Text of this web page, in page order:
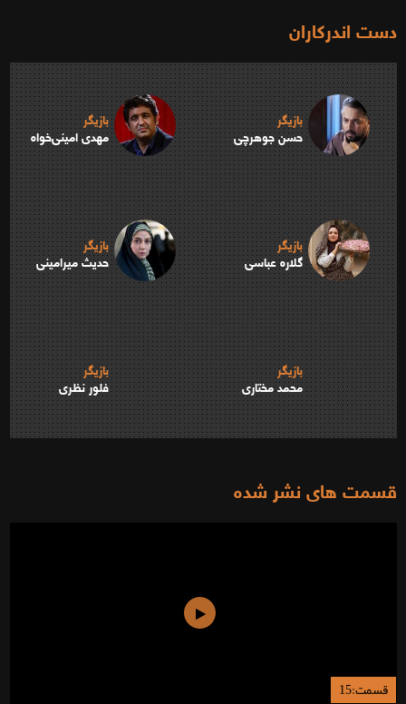
دست اندرکاران
بازیگر
حسن جوهرچی
بازیگر
مهدی امینی‌خواه
بازیگر
گلاره عباسی
بازیگر
حدیث میرامینی
بازیگر
محمد مختاری
بازیگر
فلور نظری
قسمت های نشر شده
قسمت:15